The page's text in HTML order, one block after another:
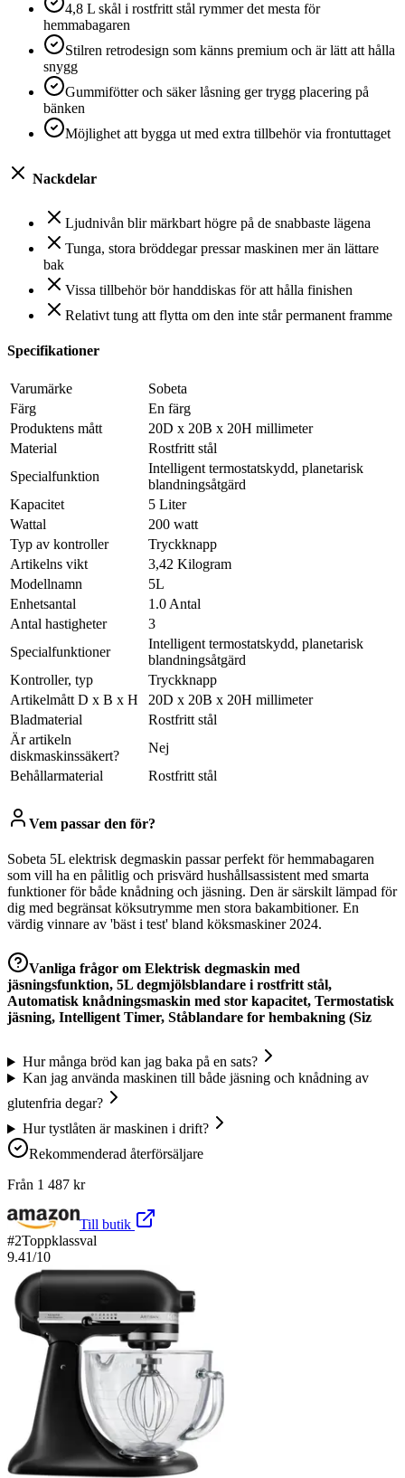
4,8 L skål i rostfritt stål rymmer det mesta för
hemmabagaren
Stilren retrodesign som känns premium och är lätt att hålla
snygg
Gummifötter och säker låsning ger trygg placering på
bänken
Möjlighet att bygga ut med extra tillbehör via frontuttaget
Nackdelar
Ljudnivån blir märkbart högre på de snabbaste lägena
Tunga, stora bröddegar pressar maskinen mer än lättare
bak
Vissa tillbehör bör handdiskas för att hålla finishen
Relativt tung att flytta om den inte står permanent framme
Specifikationer
Varumärke
Sobeta
Färg
En färg
Produktens mått
20D x 20B x 20H millimeter
Material
Rostfritt stål
Specialfunktion
Intelligent termostatskydd, planetarisk
blandningsåtgärd
Kapacitet
5 Liter
Wattal
200 watt
Typ av kontroller
Tryckknapp
Artikelns vikt
3,42 Kilogram
Modellnamn
5L
Enhetsantal
1.0 Antal
Antal hastigheter
3
Specialfunktioner
Intelligent termostatskydd, planetarisk
blandningsåtgärd
Kontroller, typ
Tryckknapp
Artikelmått D x B x H
20D x 20B x 20H millimeter
Bladmaterial
Rostfritt stål
Är artikeln
diskmaskinssäkert?
Nej
Behållarmaterial
Rostfritt stål
Vem passar den för?
Sobeta 5L elektrisk degmaskin passar perfekt för hemmabagaren
som vill ha en pålitlig och prisvärd hushållsassistent med smarta
funktioner för både knådning och jäsning. Den är särskilt lämpad för
dig med begränsat köksutrymme men stora bakambitioner. En
värdig vinnare av 'bäst i test' bland köksmaskiner 2024.
Vanliga frågor om Elektrisk degmaskin med
jäsningsfunktion, 5L degmjölsblandare i rostfritt stål,
Automatisk knådningsmaskin med stor kapacitet, Termostatisk
jäsning, Intelligent Timer, Ståblandare for hembakning (Siz
Hur många bröd kan jag baka på en sats?
Kan jag använda maskinen till både jäsning och knådning av
glutenfria degar?
Hur tystlåten är maskinen i drift?
Rekommenderad återförsäljare
Från 1 487 kr
Till butik
#2Toppklassval
9.41/10